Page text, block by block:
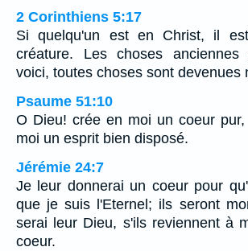
2 Corinthiens 5:17
Si quelqu'un est en Christ, il
créature. Les choses anciennes
voici, toutes choses sont devenues
Psaume 51:10
O Dieu! crée en moi un coeur
moi un esprit bien disposé.
Jérémie 24:7
Je leur donnerai un coeur pour
que je suis l'Eternel; ils seront
serai leur Dieu, s'ils reviennent à
coeur.